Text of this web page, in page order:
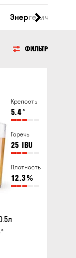
Энергетические
ФИЛЬТР
Крепость
5.4°
Горечь
25 IBU
Плотность
12.3%